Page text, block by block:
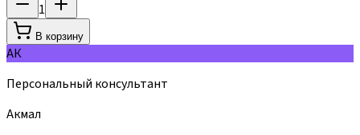
1
В корзину
АК
Персональный консультант
Акмал